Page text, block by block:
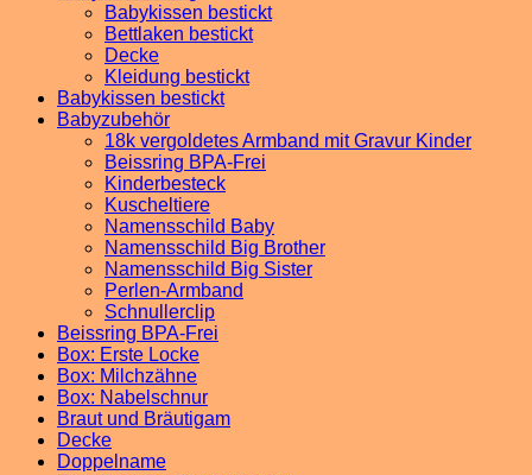
Babykissen bestickt
Bettlaken bestickt
Decke
Kleidung bestickt
Babykissen bestickt
Babyzubehör
18k vergoldetes Armband mit Gravur Kinder
Beissring BPA-Frei
Kinderbesteck
Kuscheltiere
Namensschild Baby
Namensschild Big Brother
Namensschild Big Sister
Perlen-Armband
Schnullerclip
Beissring BPA-Frei
Box: Erste Locke
Box: Milchzähne
Box: Nabelschnur
Braut und Bräutigam
Decke
Doppelname